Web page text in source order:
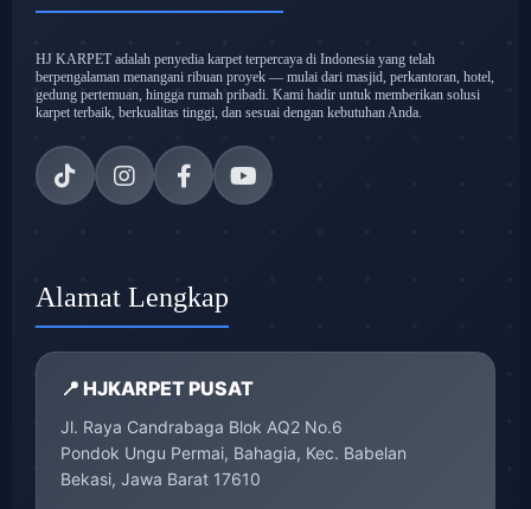
HJ KARPET adalah penyedia karpet terpercaya di Indonesia yang telah
berpengalaman menangani ribuan proyek — mulai dari masjid, perkantoran, hotel,
gedung pertemuan, hingga rumah pribadi. Kami hadir untuk memberikan solusi
karpet terbaik, berkualitas tinggi, dan sesuai dengan kebutuhan Anda.
Alamat Lengkap
📍 HJKARPET PUSAT
Jl. Raya Candrabaga Blok AQ2 No.6
Pondok Ungu Permai, Bahagia, Kec. Babelan
Bekasi, Jawa Barat 17610